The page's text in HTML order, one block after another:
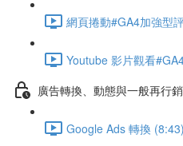
網頁捲動#GA4加強型
Youtube 影片觀看
廣告轉換、動態與一般再行銷
Google Ads 轉換 (8:43)